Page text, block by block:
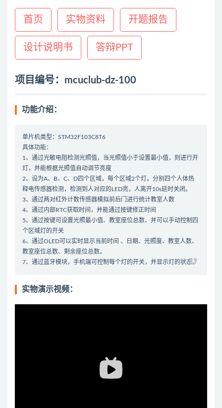
首页 实物资料 开题报告
设计说明书 答辩PPT
项目编号：mcuclub-dz-100
功能介绍：
单片机类型：STM32F103C8T6
具体功能：
1、通过光敏电阻检测光照值，当光照值小于设置最小值，则进行开
灯，并能根据光照值自动调节亮度
2、设为A、B、C、D四个区域，每个区域2个灯。分别四个人体热
释电传感器检测，检测到人对应的LED亮，人离开10s延时关闭。
3、通过两对红外计数传感器模拟前后门进行统计教室人数
4、通过内部RTC获取时间，并能通过按键修正时间
5、通过按键可设置光照最小值、教室座位总数、并可以手动控制四
个区域灯的开关
6、通过OLED可以实时显示当前时间 、日期、光照度、教室人数、
教室座位总数、剩余座位总数。
7、通过蓝牙模块，手机端可控制每个灯的开关，并显示灯的状态。
实物演示视频：